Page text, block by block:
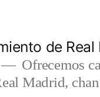
de
Ofrecemos
Madrid,